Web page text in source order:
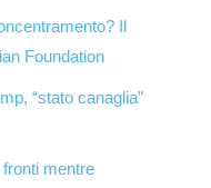
Il
Foundation
“stato canaglia”
mentre